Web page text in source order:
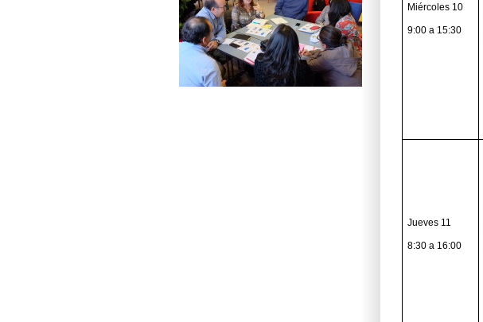
Miércoles 10
9:00 a 15:30
Jueves 11
8:30 a 16:00